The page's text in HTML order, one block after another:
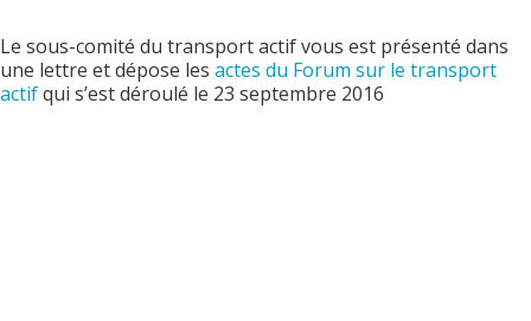
Le sous-comité du transport actif vous est présenté dans
une lettre et dépose les actes du Forum sur le transport
actifqui s’est déroulé le 23 septembre 2016